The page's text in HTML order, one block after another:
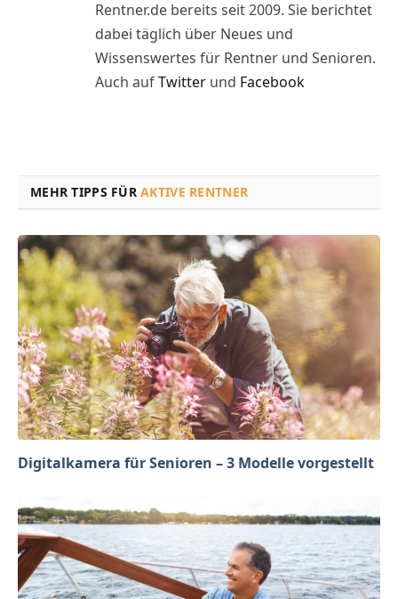
Rentner.de bereits seit 2009. Sie berichtet
dabei täglich über Neues und
Wissenswertes für Rentner und Senioren.
Auch aufTwitter und Facebook
MEHR TIPPS FÜRAKTIVE RENTNER
Digitalkamera für Senioren – 3 Modelle vorgestellt